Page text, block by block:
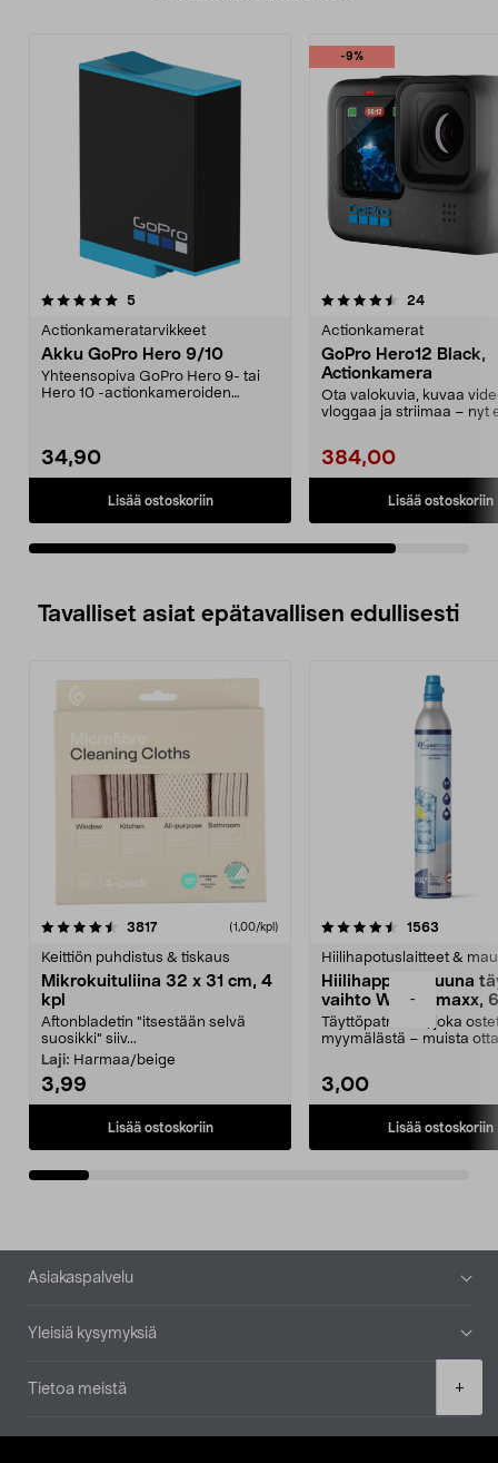
-
+
5arvostelut
Actionkameratarvikkeet
Akku GoPro Hero 9/10
Yhteensopiva GoPro Hero 9- tai
Hero 10 -actionkameroiden
34,90
Lisää ostoskoriin
-9%
4.5viidestä
24arvostelut
Actionkamerat
GoPro Hero12 Black,
Actionkamera
Ota valokuvia, kuvaa
vloggaa ja striimaa – nyt
384,00
Lisää ostoskoriin
Tavalliset asiat epätavallisen edullisesti
3817arvostelut (1,00/kpl)
Keittiön puhdistus & tiskaus
Mikrokuituliina 32 x 31 cm, 4
kpl
Aftonbladetin "itsestään selvä
suosikki" siiv...
Laji: Harmaa/beige
3,99
Lisää ostoskoriin
4.5viidestä
1563
Hiilihapotuslaitteet &
Hiilihappopatruuna
vaihto Wassermaxx,
Täyttöpatruuna, joka
myymälästä – muista
3,00
Lisää ostoskoriin
4.5viidestä
Alatunniste
Asiakaspalvelu
Yleisiä kysymyksiä
Tietoa meistä